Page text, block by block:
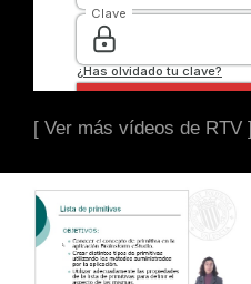
[ Ver más vídeos de RTV ]